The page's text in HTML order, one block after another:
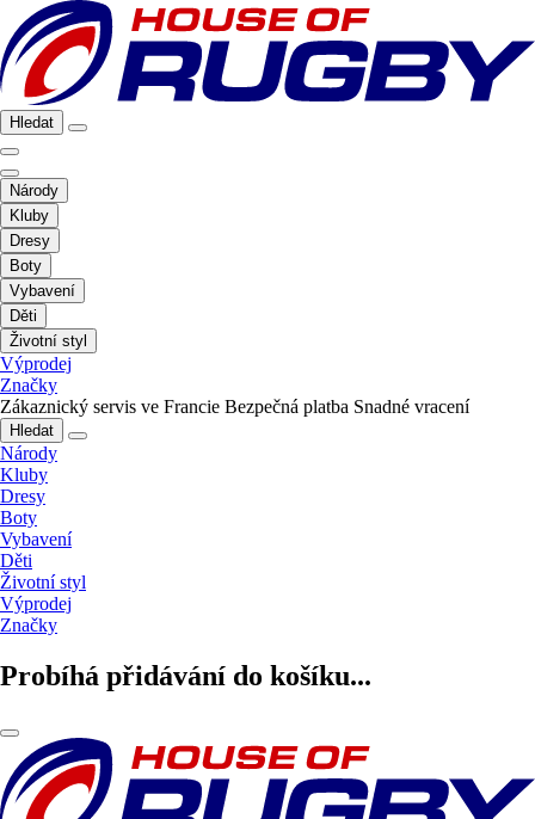
Hledat
Národy
Kluby
Dresy
Boty
Vybavení
Děti
Životní styl
Výprodej
Značky
Zákaznický servis ve Francie Bezpečná platba Snadné vracení
Hledat
Národy
Kluby
Dresy
Boty
Vybavení
Děti
Životní styl
Výprodej
Značky
Probíhá přidávání do košíku...